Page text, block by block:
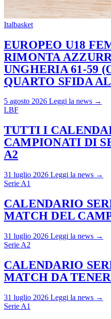
Italbasket
EUROPEO U18
RIMONTA
UNGHERIA 61-59
QUARTO SFIDA
5 agosto 2026 Leggi la news →
LBF
TUTTI I
CAMPIONATI DI
A2
31 luglio 2026 Leggi la news →
Serie A1
CALENDARIO
MATCH DEL
31 luglio 2026 Leggi la news →
Serie A2
CALENDARIO
MATCH DA
31 luglio 2026 Leggi la news →
Serie A1